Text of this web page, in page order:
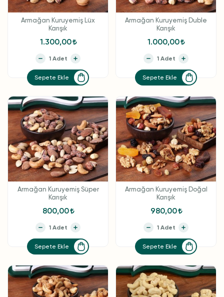
Armağan Kuruyemiş Lüx
Karışık
1.300,00
Sepete Ekle
Armağan Kuruyemiş Duble
Karışık
1.000,00
Sepete Ekle
Armağan Kuruyemiş Süper
Karışık
800,00
Sepete Ekle
Armağan Kuruyemiş Doğal
Karışık
980,00
Sepete Ekle